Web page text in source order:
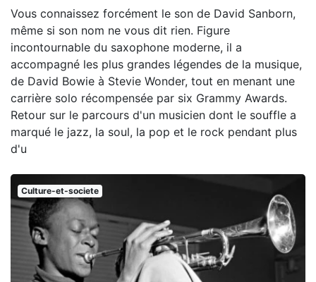
Vous connaissez forcément le son de David Sanborn,
même si son nom ne vous dit rien. Figure
incontournable du saxophone moderne, il a
accompagné les plus grandes légendes de la musique,
de David Bowie à Stevie Wonder, tout en menant une
carrière solo récompensée par six Grammy Awards.
Retour sur le parcours d'un musicien dont le souffle a
marqué le jazz, la soul, la pop et le rock pendant plus
d'u
Culture-et-societe